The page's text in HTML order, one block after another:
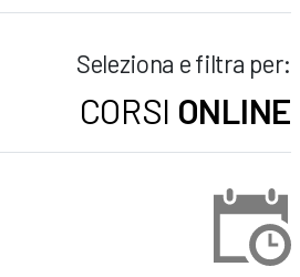
Seleziona e filtra per:
CORSI ONLINE